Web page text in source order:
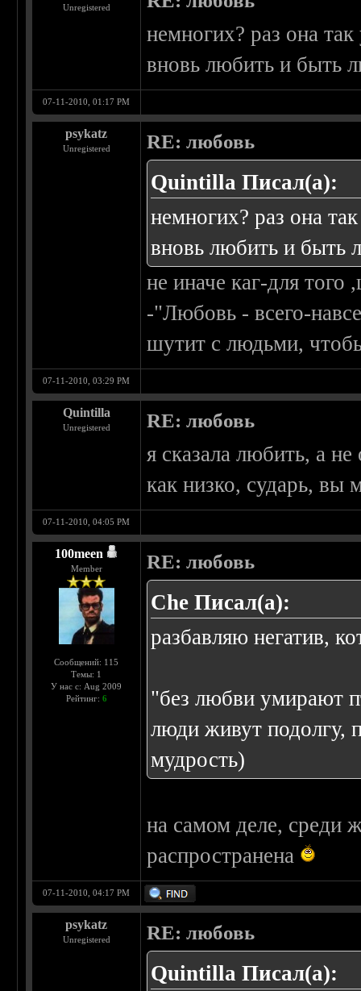
Unregistered
немногих? раз она
вновь любить и быть
07-11-2010, 01:17 PM
psykatz
Unregistered RE: любовь
Quintilla Писал(а):
немногих? раз она
вновь любить и быть
не иначе каг-для
-"Любовь - всего-
шутит с людьми,
07-11-2010, 03:29 PM
Quintilla
Unregistered RE: любовь
я сказала любить, а не
как низко, сударь, вы
07-11-2010, 04:05 PM
100meen
Member
Сообщений: 115
Темы: 1
У нас с: Aug 2009
Рейтинг: 6
RE: любовь
Che Писал(а):
разбавляю негатив,
"без любви умирают
люди живут подолгу,
мудрость)
на самом деле, среди
распространена
07-11-2010, 04:17 PM
psykatz
Unregistered RE: любовь
Quintilla Писал(а):